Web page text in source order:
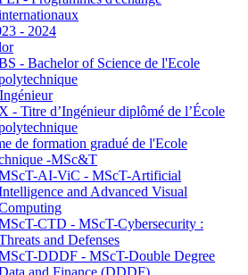
- 2024
- Bachelor of Science de l'Ecole
X - Titre d’Ingénieur diplômé de l’École
de formation gradué de l'Ecole
-MSc&T
AI-ViC - MScT-Artificial
and Advanced Visual
CTD - MScT-Cybersecurity :
and Defenses
DDDF - MScT-Double Degree
and Finance (DDDF)